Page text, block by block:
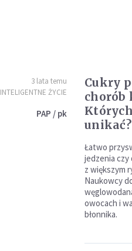
3 lata temu
INTELIGENTNE ŻYCIE
PAP / pk
Cukry
chorób
unikać?
Łatwo
jedzenia czy
z większym
Naukowcy
owocach i
błonnika.